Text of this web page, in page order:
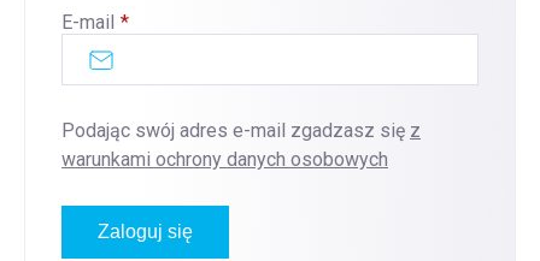
E-mail
Podając swój adres e-mail zgadzasz się z
warunkami ochrony danych osobowych
Zaloguj się